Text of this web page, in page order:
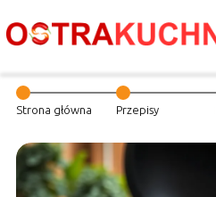
Strona główna Przepisy